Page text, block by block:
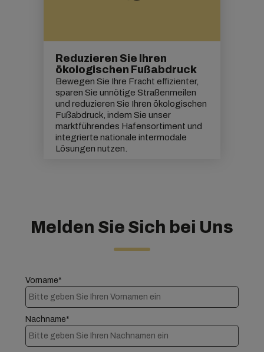
Reduzieren Sie Ihren
ökologischen Fußabdruck
Bewegen Sie Ihre Fracht effizienter,
sparen Sie unnötige Straßenmeilen
und reduzieren Sie Ihren ökologischen
Fußabdruck, indem Sie unser
marktführendes Hafensortiment und
integrierte nationale intermodale
Lösungen nutzen.
Melden Sie Sich bei Uns
Vorname*
Nachname*